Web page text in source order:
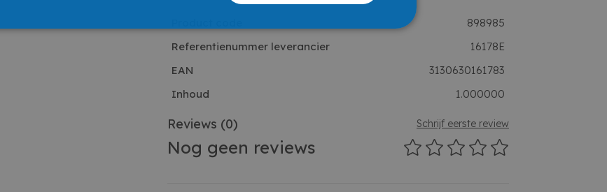
898985
Referentienummer leverancier
16178E
EAN
3130630161783
Inhoud
1.000000
Reviews (0) Schrijf eerste review
Nog geen reviews